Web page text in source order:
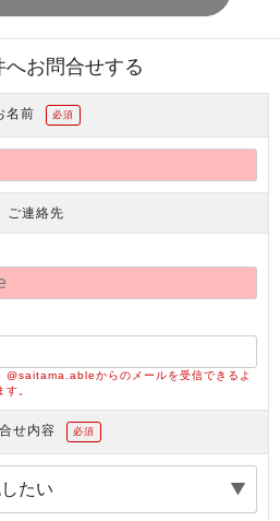
へお問合せする
名前 必須
ご連絡先
@saitama.ableからのメールを受信できるよ
。
せ内容 必須